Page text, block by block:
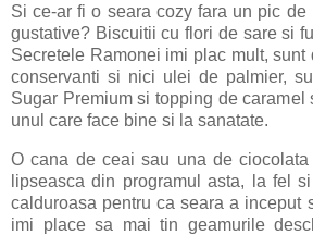
Si ce-ar fi o seara cozy fara un pic de
gustative? Biscuitii cu flori de sare si
Secretele Ramonei imi plac mult, sunt
conservanti si nici ulei de palmier,
Sugar Premium si topping de caramel
unul care face bine si la sanatate.
O cana de ceai sau una de
lipseasca din programul asta, la fel
calduroasa pentru ca seara a inceput
imi place sa mai tin geamurile